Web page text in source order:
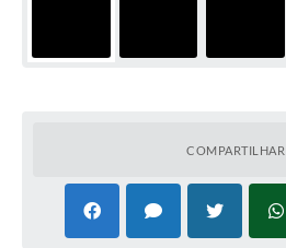
Contratos
COMPARTILHAR